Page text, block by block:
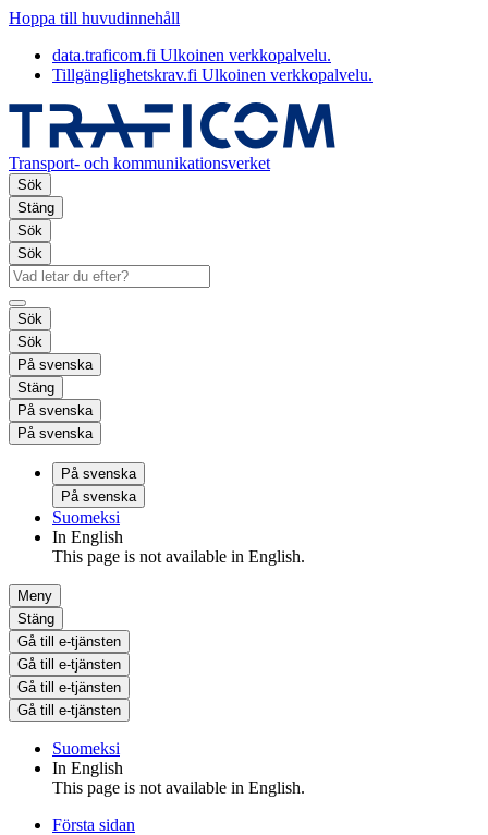
Hoppa till huvudinnehåll
data.traficom.fi Ulkoinen verkkopalvelu.
Tillgänglighetskrav.fi Ulkoinen verkkopalvelu.
Transport- och kommunikationsverket
Sök
Stäng
Sök
Sök
Sök
Sök
På svenska
Stäng
På svenska
På svenska
På svenska
På svenska
Suomeksi
In English
This page is not available in English.
Meny
Stäng
Gå till e-tjänsten
Gå till e-tjänsten
Gå till e-tjänsten
Gå till e-tjänsten
Suomeksi
In English
This page is not available in English.
Första sidan